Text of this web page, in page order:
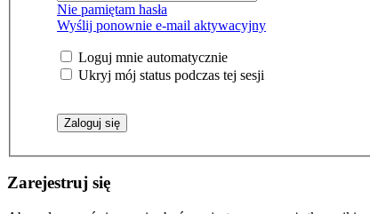
Nie pamiętam hasła
Wyślij ponownie e-mail aktywacyjny
Loguj mnie automatycznie
Ukryj mój status podczas tej sesji
Zarejestruj się